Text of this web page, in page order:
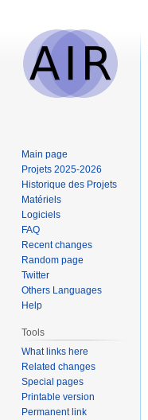
Main page
Projets 2025-2026
Historique des Projets
Matériels
Logiciels
FAQ
Recent changes
Random page
Twitter
Others Languages
Help
Tools
What links here
Related changes
Special pages
Printable version
Permanent link